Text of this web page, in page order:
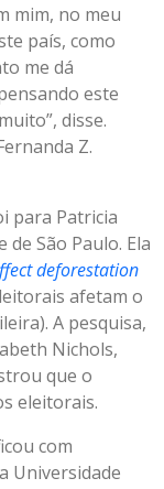
mim, no meu
país, como
me dá
este
disse.
Z.
para Patricia
São Paulo. Ela
deforestation
afetam o
A pesquisa,
Nichols,
que o
eleitorais.
com
Universidade